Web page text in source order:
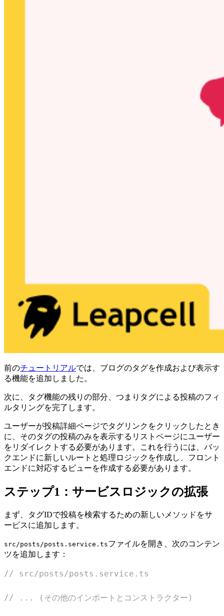
前のチュートリアルでは、ブログのタグを作成および表示す
る機能を追加しました。
次に、タグ機能の残りの部分、つまりタグによる投稿のフィ
ルタリングを完了します。
ユーザーが投稿詳細ページでタグリンクをクリックしたとき
に、そのタグの投稿のみを表示するリストページにユーザー
をリダイレクトする必要があります。これを行うには、バッ
クエンドに新しいルートと処理ロジックを作成し、フロント
エンドに対応するビューを作成する必要があります。
ステップ1：サービスロジックの拡張
まず、タグIDで投稿を検索するための新しいメソッドをサ
ービスに追加します。
src/posts/posts.service.tsファイルを開き、次のコンテン
ツを追加します：
// src/posts/posts.service.ts
// ... (その他のインポートとコンストラクター)